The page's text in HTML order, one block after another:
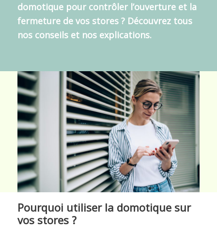
domotique pour contrôler l’ouverture et la
fermeture de vos stores ? Découvrez tous
nos conseils et nos explications.
Pourquoi utiliser la domotique sur
vos stores ?